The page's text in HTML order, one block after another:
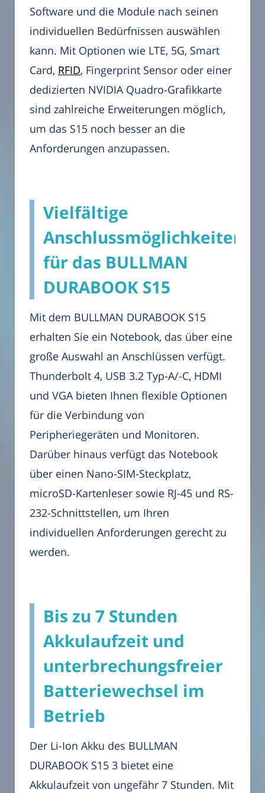
Software und die Module nach seinen
individuellen Bedürfnissen auswählen
kann. Mit Optionen wie LTE, 5G, Smart
Card, RFID, Fingerprint Sensor oder einer
dedizierten NVIDIA Quadro-Grafikkarte
sind zahlreiche Erweiterungen möglich,
um das S15 noch besser an die
Anforderungen anzupassen.
Vielfältige
Anschlussmöglichkeiten
für das BULLMAN
DURABOOK S15
Mit dem BULLMAN DURABOOK S15
erhalten Sie ein Notebook, das über eine
große Auswahl an Anschlüssen verfügt.
Thunderbolt 4, USB 3.2 Typ-A/-C, HDMI
und VGA bieten Ihnen flexible Optionen
für die Verbindung von
Peripheriegeräten und Monitoren.
Darüber hinaus verfügt das Notebook
über einen Nano-SIM-Steckplatz,
microSD-Kartenleser sowie RJ-45 und RS-
232-Schnittstellen, um Ihren
individuellen Anforderungen gerecht zu
werden.
Bis zu 7 Stunden
Akkulaufzeit und
unterbrechungsfreier
Batteriewechsel im
Betrieb
Der Li-Ion Akku des BULLMAN
DURABOOK S15 3 bietet eine
Akkulaufzeit von ungefähr 7 Stunden. Mit